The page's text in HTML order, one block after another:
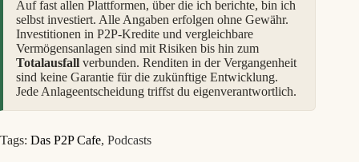
Auf fast allen Plattformen, über die ich berichte, bin ich
selbst investiert. Alle Angaben erfolgen ohne Gewähr.
Investitionen in P2P-Kredite und vergleichbare
Vermögensanlagen sind mit Risiken bis hin zum
Totalausfall verbunden. Renditen in der Vergangenheit
sind keine Garantie für die zukünftige Entwicklung.
Jede Anlageentscheidung triffst du eigenverantwortlich.
Tags: Das P2P Cafe, Podcasts